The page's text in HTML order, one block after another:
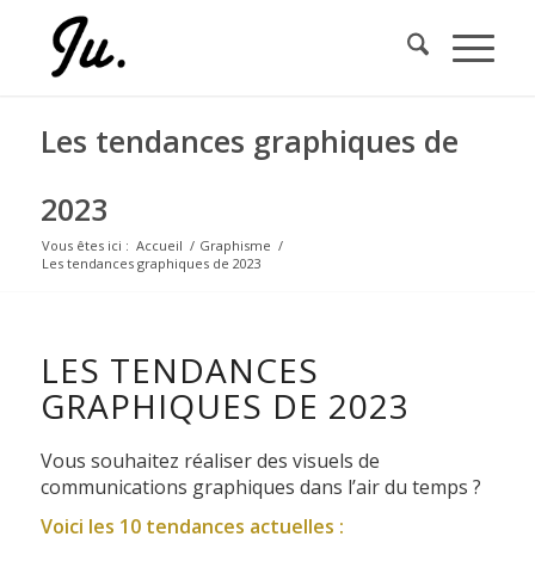
Les tendances graphiques de
2023
Vous êtes ici : Accueil / Graphisme /
Les tendances graphiques de 2023
LES TENDANCES
GRAPHIQUES DE 2023
Vous souhaitez réaliser des visuels de
communications graphiques dans l’air du temps ?
Voici les 10 tendances actuelles :